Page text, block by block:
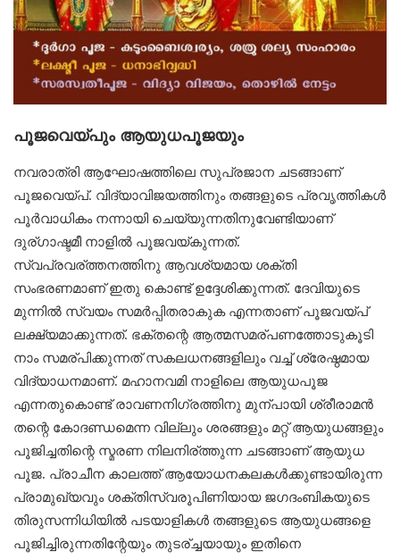
പൂജവെയ്പും ആയുധപൂജയും
നവരാത്രി ആഘോഷത്തിലെ സുപ്രജാന ചടങ്ങാണ്
പൂജവെയ്പ്. വിദ്യാവിജയത്തിനും തങ്ങളുടെ പ്രവൃത്തികൾ
പൂർവാധികം നന്നായി ചെയ്യുന്നതിനുവേണ്ടിയാണ്
ദുര്ഗാഷ്ടമീ നാളിൽ പൂജവയ്കുന്നത്.
സ്വപ്രവര്ത്തനത്തിനു ആവശ്യമായ ശക്തി
സംഭരണമാണ് ഇതു കൊണ്ട് ഉദ്ദേശിക്കുന്നത്. ദേവിയുടെ
മുന്നിൽ സ്വയം സമർപ്പിതരാകുക എന്നതാണ് പൂജവയ്പ്
ലക്ഷ്യമാക്കുന്നത്. ഭക്തന്റെ ആത്മസമര്പണത്തോടുകൂടി
നാം സമര്പിക്കുന്നത് സകലധനങ്ങളിലും വച്ച് ശ്രേഷ്ഠമായ
വിദ്യാധനമാണ്. മഹാനവമി നാളിലെ ആയുധപൂജ
എന്നതുകൊണ്ട് രാവണനിഗ്രത്തിനു മുന്പായി ശ്രീരാമൻ
തന്റെ കോദണ്ഡമെന്ന വില്ലും ശരങ്ങളും മറ്റ് ആയുധങ്ങളും
പൂജിച്ചതിന്റെ സ്മരണ നിലനിര്ത്തുന്ന ചടങ്ങാണ് ആയുധ
പൂജ. പ്രാചീന കാലത്ത് ആയോധനകലകൾക്കുണ്ടായിരുന്ന
പ്രാമുഖ്യവും ശക്തിസ്വരൂപിണിയായ ജഗദംബികയുടെ
തിരുസന്നിധിയിൽ പടയാളികൾ തങ്ങളുടെ ആയുധങ്ങളെ
പൂജിച്ചിരുന്നതിന്റേയും തുടര്ച്ചയായും ഇതിനെ